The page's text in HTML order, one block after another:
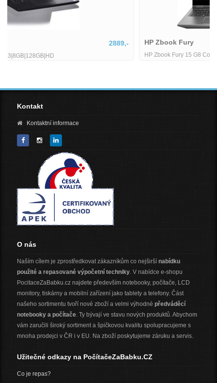
21808,-
HP Zbook Fury 15 G8 Core i7-11850H 25 GHz 32GB RAM 1TB SSD
Kontakt
Kontaktní informace
O nás
Naším cílem je zprostředkovat zákazníkům co nejširší nabídku
použité a repasované výpočetní techniky. V nabídce e-shopu
PocitaceZaBabku.cz najdete především notebooky, počítače, LCD
monitory, tiskárny a mobilní zařízení jako tablety a telefony. Část
našeho sortimentu tvoří nové zboží a velmi výhodné předváděcí
notebooky a počítače. Ty bývají ve stavu nových produktů. Abychom
vám zaručili široký sortiment a špičkovou kvalitu spolupracujeme s
mnoha prodejci v ČR i v EU. Na zboží poskytujeme záruku a servis.
Užitečné odkazy na PočítačeZaBabku.CZ
Co je repas?